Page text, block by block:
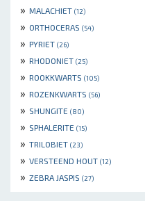
» MALACHIET (12)
» ORTHOCERAS (54)
» PYRIET (26)
» RHODONIET (25)
» ROOKKWARTS (105)
» ROZENKWARTS (56)
» SHUNGITE (80)
» SPHALERITE (15)
» TRILOBIET (23)
» VERSTEEND HOUT (12)
» ZEBRA JASPIS (27)